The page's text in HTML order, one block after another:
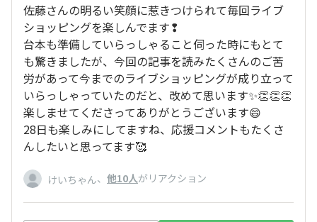
佐藤さんの明るい笑顔に惹きつけられて毎回ライブ
ショッピングを楽しんでます❢
台本も準備していらっしゃること伺った時にもとて
も驚きましたが、今回の記事を読みたくさんのご苦
労があって今までのライブショッピングが成り立って
いらっしゃっていたのだと、改めて思います✨👏👏👏
楽しませてくださってありがとうございます😄
28日も楽しみにしてますね、応援コメントもたくさ
んしたいと思ってます🥰
けいちゃん、 他10人がリアクション